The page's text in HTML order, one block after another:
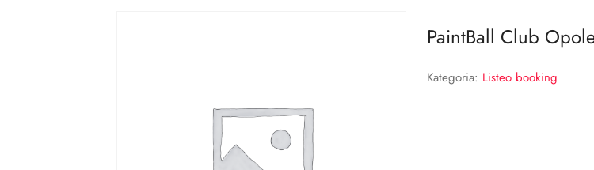
PaintBall Club
Kategoria: Listeo booking